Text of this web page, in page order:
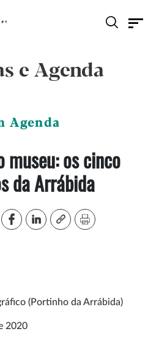
e Agenda
Agenda
museu: os cinco
da Arrábida
(Portinho da Arrábida)
2020